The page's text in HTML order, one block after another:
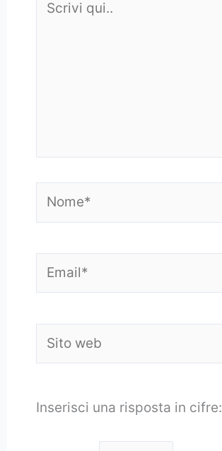
qui..
web
Inserisci una risposta in cifre: